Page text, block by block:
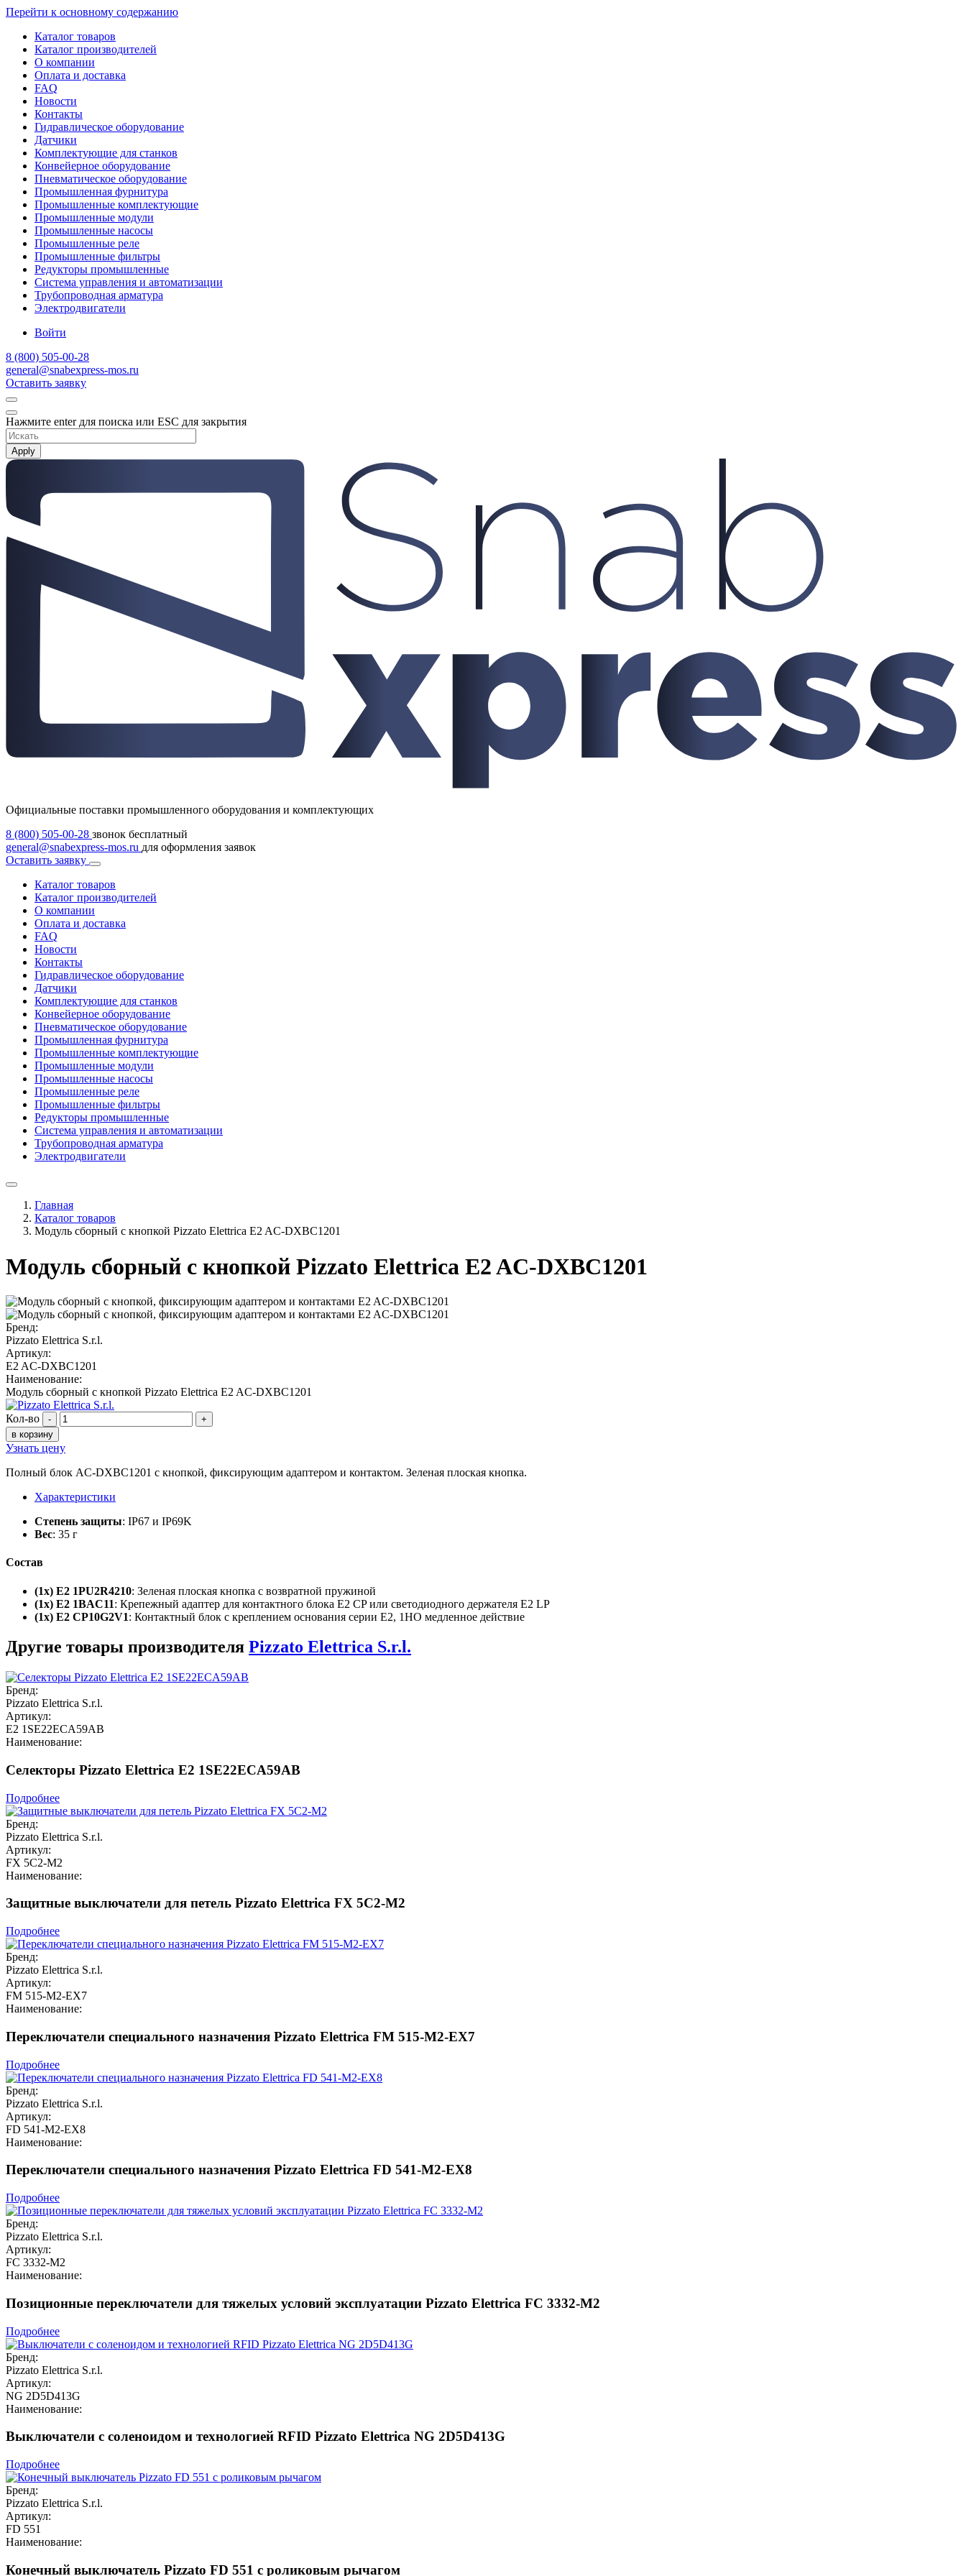
Перейти к основному содержанию
Каталог товаров
Каталог производителей
О компании
Оплата и доставка
FAQ
Новости
Контакты
Гидравлическое оборудование
Датчики
Комплектующие для станков
Конвейерное оборудование
Пневматическое оборудование
Промышленная фурнитура
Промышленные комплектующие
Промышленные модули
Промышленные насосы
Промышленные реле
Промышленные фильтры
Редукторы промышленные
Система управления и автоматизации
Трубопроводная арматура
Электродвигатели
Войти
8 (800) 505-00-28
general@snabexpress-mos.ru
Оставить заявку
Нажмите enter для поиска или ESC для закрытия
Apply
Официальные поставки промышленного оборудования и комплектующих
8 (800) 505-00-28 звонок бесплатный
general@snabexpress-mos.ru для оформления заявок
Оставить заявку
Каталог товаров
Каталог производителей
О компании
Оплата и доставка
FAQ
Новости
Контакты
Гидравлическое оборудование
Датчики
Комплектующие для станков
Конвейерное оборудование
Пневматическое оборудование
Промышленная фурнитура
Промышленные комплектующие
Промышленные модули
Промышленные насосы
Промышленные реле
Промышленные фильтры
Редукторы промышленные
Система управления и автоматизации
Трубопроводная арматура
Электродвигатели
Главная
Каталог товаров
Модуль сборный с кнопкой Pizzato Elettrica E2 AC-DXBC1201
Модуль сборный с кнопкой Pizzato Elettrica E2 AC-DXBC1201
Бренд:
Pizzato Elettrica S.r.l.
Артикул:
E2 AC-DXBC1201
Наименование:
Модуль сборный с кнопкой Pizzato Elettrica E2 AC-DXBC1201
Кол-во -
+
в корзину
Узнать цену
Полный блок AC-DXBC1201 с кнопкой, фиксирующим адаптером и контактом. Зеленая плоская кнопка.
Характеристики
Степень защиты: IP67 и IP69K
Вес: 35 г
Состав
(1x) E2 1PU2R4210: Зеленая плоская кнопка с возвратной пружиной
(1x) E2 1BAC11: Крепежный адаптер для контактного блока E2 CP или светодиодного держателя E2 LP
(1x) E2 CP10G2V1: Контактный блок с креплением основания серии E2, 1НО медленное действие
Другие товары производителя Pizzato Elettrica S.r.l.
Бренд:
Pizzato Elettrica S.r.l.
Артикул:
E2 1SE22ECA59AB
Наименование:
Селекторы Pizzato Elettrica E2 1SE22ECA59AB
Подробнее
Бренд:
Pizzato Elettrica S.r.l.
Артикул:
FX 5C2-M2
Наименование:
Защитные выключатели для петель Pizzato Elettrica FX 5C2-M2
Подробнее
Бренд:
Pizzato Elettrica S.r.l.
Артикул:
FM 515-M2-EX7
Наименование:
Переключатели специального назначения Pizzato Elettrica FM 515-M2-EX7
Подробнее
Бренд:
Pizzato Elettrica S.r.l.
Артикул:
FD 541-M2-EX8
Наименование:
Переключатели специального назначения Pizzato Elettrica FD 541-M2-EX8
Подробнее
Бренд:
Pizzato Elettrica S.r.l.
Артикул:
FC 3332-M2
Наименование:
Позиционные переключатели для тяжелых условий эксплуатации Pizzato Elettrica FC 3332-M2
Подробнее
Бренд:
Pizzato Elettrica S.r.l.
Артикул:
NG 2D5D413G
Наименование:
Выключатели с соленоидом и технологией RFID Pizzato Elettrica NG 2D5D413G
Подробнее
Бренд:
Pizzato Elettrica S.r.l.
Артикул:
FD 551
Наименование:
Конечный выключатель Pizzato FD 551 с роликовым рычагом